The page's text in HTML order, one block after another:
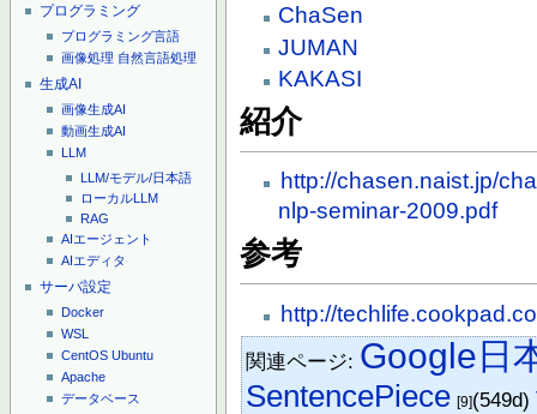
プログラミング
プログラミング言語
画像処理 自然言語処理
生成AI
画像生成AI
動画生成AI
LLM
LLM/モデル/日本語
ローカルLLM
RAG
AIエージェント
AIエディタ
サーバ設定
Docker
WSL
CentOS Ubuntu
Apache
データベース
ChaSen
JUMAN
KAKASI
紹介
http://chasen.naist.jp/
nlp-seminar-2009.pdf
参考
http://
関連ページ: Google日
SentencePiece [9](549d)